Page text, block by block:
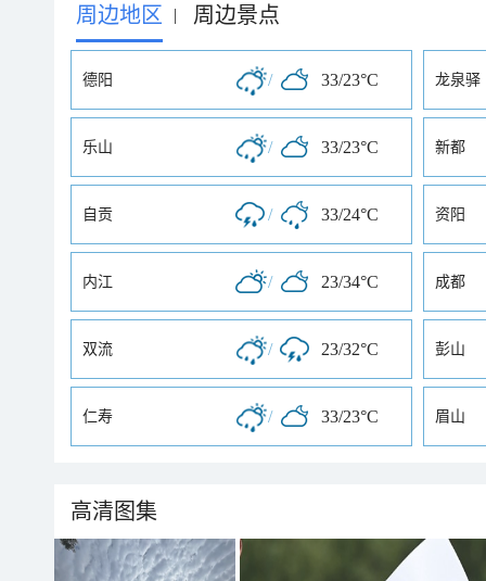
周边地区 | 周边景点
德阳 / 33/23°C 龙泉驿
乐山 / 33/23°C 新都
自贡 / 33/24°C 资阳
内江 / 23/34°C 成都
双流 / 23/32°C 彭山
仁寿 / 33/23°C 眉山
高清图集